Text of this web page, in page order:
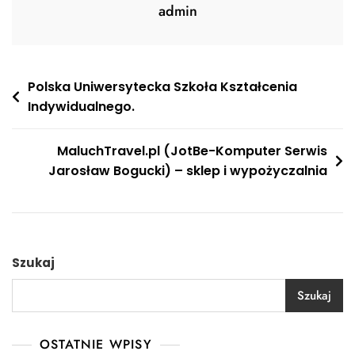
admin
Nawigacja
wpisu
Polska Uniwersytecka Szkoła Kształcenia
Indywidualnego.
MaluchTravel.pl (JotBe-Komputer Serwis
Jarosław Bogucki) – sklep i wypożyczalnia
Szukaj
Szukaj
OSTATNIE WPISY